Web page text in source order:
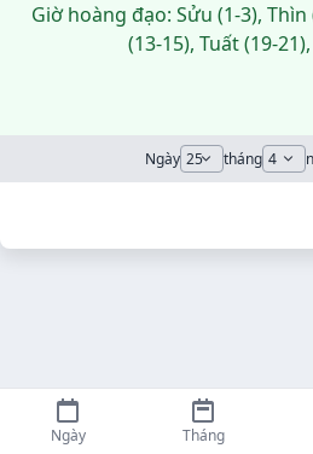
Giờ hoàng đạo: Sửu (1-3),
(13-15), Tuất (19-
Ngày tháng
Ngày Tháng